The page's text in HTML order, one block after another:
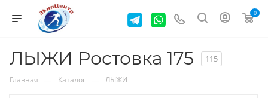
0
ЛЫЖИ Ростовка 175 115
Главная — Каталог — ЛЫЖИ